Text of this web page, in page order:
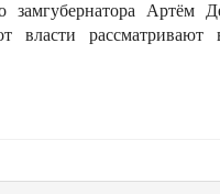
замгубернатора Артём
власти рассматривают